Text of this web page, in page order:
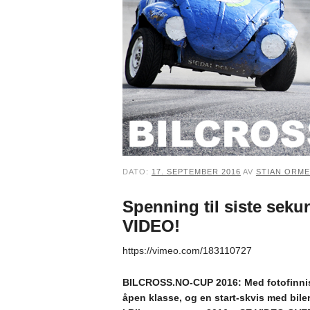
DATO: 17. SEPTEMBER 2016 AV STIAN
Spenning til siste
VIDEO!
https://vimeo.com/183110727
BILCROSS.NO-CUP 2016: Med
åpen klasse, og en start-skvis med